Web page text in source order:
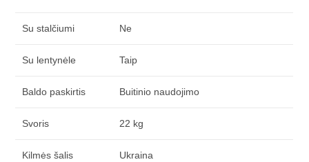
Su stalčiumi Ne
Su lentynėle Taip
Baldo paskirtis Buitinio naudojimo
Svoris 22 kg
Kilmės šalis Ukraina